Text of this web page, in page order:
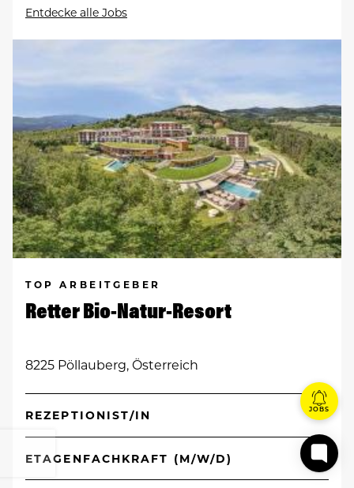
Entdecke alle Jobs
TOP ARBEITGEBER
Retter Bio-Natur-Resort
8225 Pöllauberg, Österreich
REZEPTIONIST/IN
ETAGENFACHKRAFT (M/W/D)
JOBS